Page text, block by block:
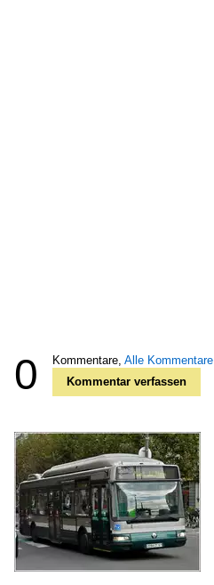
0 Kommentare, Alle Kommentare
Kommentar verfassen